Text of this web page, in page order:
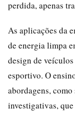
perdida, apenas
As aplicações da
de energia limpa
design de
esportivo. O
abordagens,
investigativas,